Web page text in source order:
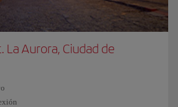
Aurora, Ciudad de